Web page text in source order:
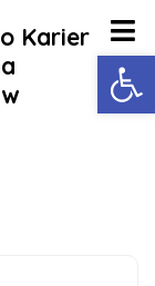
Karier